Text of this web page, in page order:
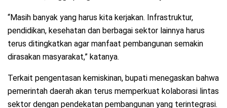
“Masih banyak yang harus kita kerjakan. Infrastruktur,
pendidikan, kesehatan dan berbagai sektor lainnya harus
terus ditingkatkan agar manfaat pembangunan semakin
dirasakan masyarakat,” katanya.
Terkait pengentasan kemiskinan, bupati menegaskan bahwa
pemerintah daerah akan terus memperkuat kolaborasi lintas
sektor dengan pendekatan pembangunan yang terintegrasi.